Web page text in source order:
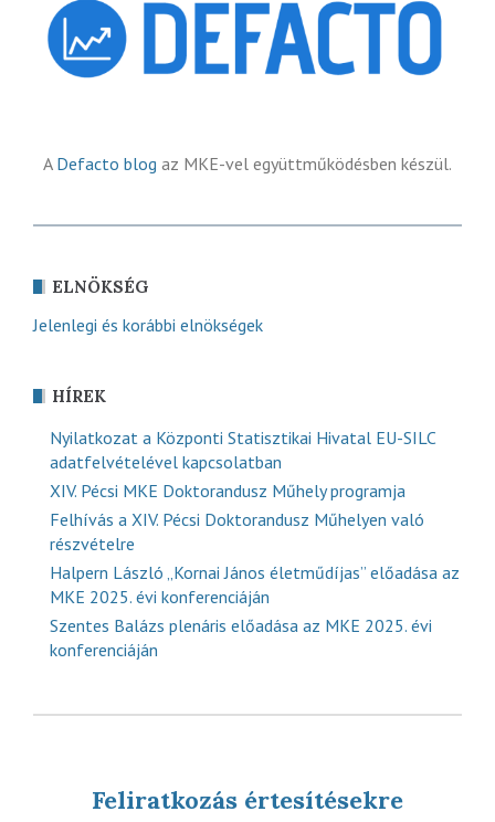
A Defacto blog az MKE-vel együttműködésben készül.
ELNÖKSÉG
Jelenlegi és korábbi elnökségek
HÍREK
Nyilatkozat a Központi Statisztikai Hivatal EU-SILC
adatfelvételével kapcsolatban
XIV. Pécsi MKE Doktorandusz Műhely programja
Felhívás a XIV. Pécsi Doktorandusz Műhelyen való
részvételre
Halpern László „Kornai János életműdíjas” előadása az
MKE 2025. évi konferenciáján
Szentes Balázs plenáris előadása az MKE 2025. évi
konferenciáján
Feliratkozás értesítésekre